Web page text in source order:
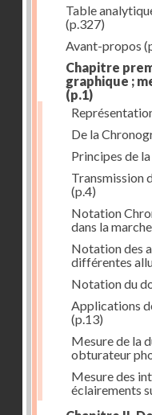
Table
(p.327)
Avant-propos
Chapitre
graphique ;
(p.1)
De la
Principes de
Transmission
(p.4)
Notation
dans la marche
Notation des
différentes
Notation du
Applications
(p.13)
Mesure de la
obturateur
Mesure des
éclairements